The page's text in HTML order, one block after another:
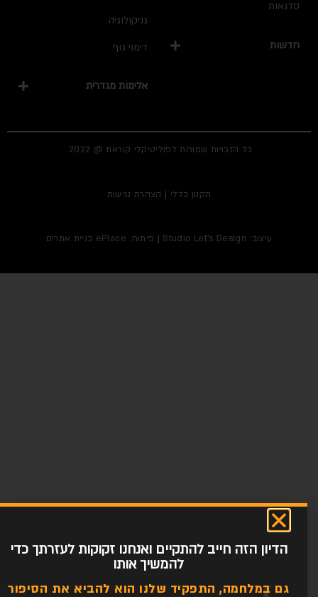
גניקולוגיה
דימוי גוף
אלימות מגדרית
כל הזכויות שמורות לפוליטיקלי קוראת @ 2022
תקנון כללי |הצהרת נגישות
עיצוב:Studio Let's Design| פיתוח: ePlace בניית אתרים
הדיון הזה חייב להתקיים ואנחנו זקוקות לעזרתך כדי
להמשיך אותו
גם במלחמה, התפקיד שלנו הוא להביא את הסיפור